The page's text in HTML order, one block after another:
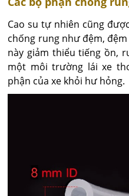
Cao su tự nhiên cũng
chống rung như đệm,
này giảm thiểu tiếng ồn,
một môi trường lái xe
phận của xe khỏi hư hỏng.